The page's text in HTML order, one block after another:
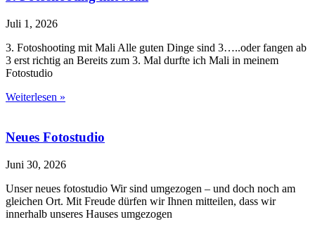
Juli 1, 2026
3. Fotoshooting mit Mali Alle guten Dinge sind 3…..oder fangen ab
3 erst richtig an Bereits zum 3. Mal durfte ich Mali in meinem
Fotostudio
Weiterlesen »
Neues Fotostudio
Juni 30, 2026
Unser neues fotostudio Wir sind umgezogen – und doch noch am
gleichen Ort. Mit Freude dürfen wir Ihnen mitteilen, dass wir
innerhalb unseres Hauses umgezogen